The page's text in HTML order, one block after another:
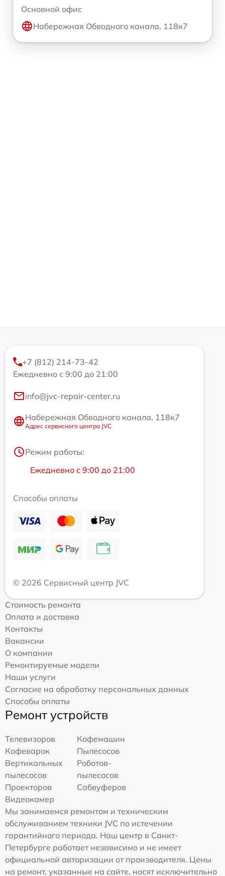
Основной офис
Набережная Обводного канала, 118к7
+7 (812) 214-73-42
Ежедневно с 9:00 до 21:00
info@jvc-repair-center.ru
Набережная Обводного канала, 118к7
Адрес сервисного центра JVC
Режим работы:
Ежедневно с 9:00 до 21:00
Способы оплаты
© 2026 Сервисный центр JVC
Стоимость ремонта
Оплата и доставка
Контакты
Вакансии
О компании
Ремонтируемые модели
Наши услуги
Согласие на обработку персональных данных
Способы оплаты
Ремонт устройств
Телевизоров
Кофемашин
Кофеварок
Пылесосов
Вертикальных
пылесосов
Роботов-
пылесосов
Проекторов
Сабвуферов
Видеокамер
Мы занимаемся ремонтом и техническим
обслуживанием техники JVC по истечении
гарантийного периода. Наш центр в Санкт-
Петербурге работает независимо и не имеет
официальной авторизации от производителя. Цены
на ремонт, указанные на сайте, носят исключительно